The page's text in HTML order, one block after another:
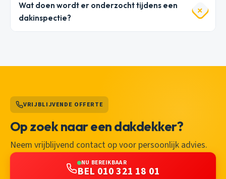
Wat doen wordt er onderzocht tijdens een
dakinspectie?
VRIJBLIJVENDE OFFERTE
Op zoek naar een dakdekker?
Neem vrijblijvend contact op voor persoonlijk advies.
NU BEREIKBAAR
BEL 010 321 18 01